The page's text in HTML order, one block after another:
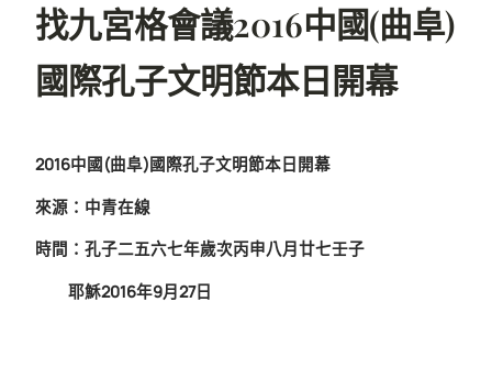
找九宮格會議2016中國(曲阜)
國際孔子文明節本日開幕
2016中國(曲阜)國際孔子文明節本日開幕
來源：中青在線
時間：孔子二五六七年歲次丙申八月廿七壬子
耶穌2016年9月27日